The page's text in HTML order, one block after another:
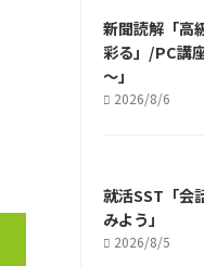
新聞読解「高
彩る」/PC講
～」
2026/8/6
就活SST「会
みよう」
2026/8/5